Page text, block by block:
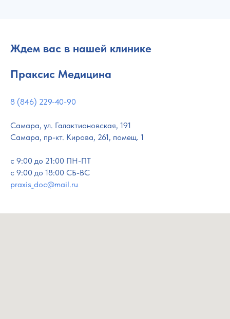
Ждем вас в нашей клинике
Праксис Медицина
8 (846) 229-40-90
Самара, ул. Галактионовская, 191
Самара, пр-кт. Кирова, 261, помещ. 1
c 9:00 до 21:00 ПН-ПТ
с 9:00 до 18:00 СБ-ВС
praxis_doc@mail.ru